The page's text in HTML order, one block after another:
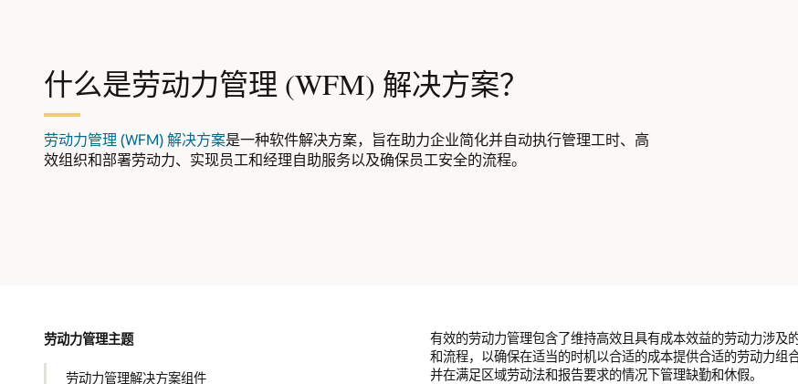
什么是劳动力管理 (WFM) 解决方案？
劳动力管理 (WFM) 解决方案是一种软件解决方案，旨在助力企业简化并自动执行管理工时、高
效组织和部署劳动力、实现员工和经理自助服务以及确保员工安全的流程。
劳动力管理主题
劳动力管理解决方案组件
有效的劳动力管理包含了维持高效且具有成本效益的劳动力涉
和流程，以确保在适当的时机以合适的成本提供合适的劳动力组
并在满足区域劳动法和报告要求的情况下管理缺勤和休假。